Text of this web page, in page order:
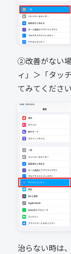
②改善がない
ィ」＞「タッ
てみてください
治らない時は